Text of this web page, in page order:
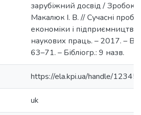
зарубіжний досвід / Зробок
Макалюк І. В. // Сучасні
економіки і підприємництво
наукових праць. – 2017. –
63–71. – Бібліогр.: 9 назв.
https://ela.kpi.ua/handle/
uk